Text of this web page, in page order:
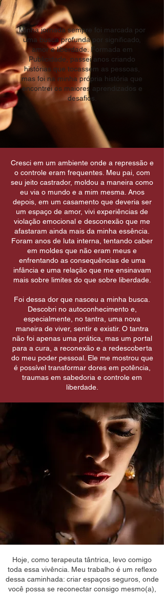
Minha jornada sempre foi marcada por
uma busca profunda por significado,
amor e liberdade. Formada em
Publicidade, passei anos criando
histórias que tocassem as pessoas,
mas foi na minha própria história que
encontrei os maiores aprendizados e
desafios​.
Cresci em um ambiente onde a repressão e
o controle eram frequentes. Meu pai, com
seu jeito castrador, moldou a maneira como
eu via o mundo e a mim mesma. Anos
depois, em um casamento que deveria ser
um espaço de amor, vivi experiências de
violação emocional e desconexão que me
afastaram ainda mais da minha essência.
Foram anos de luta interna, tentando caber
em moldes que não eram meus e
enfrentando as consequências de uma
infância e uma relação que me ensinavam
mais sobre limites do que sobre liberdade.
Foi dessa dor que nasceu a minha busca.
Descobri no autoconhecimento e,
especialmente, no tantra, uma nova
maneira de viver, sentir e existir. O tantra
não foi apenas uma prática, mas um portal
para a cura, a reconexão e a redescoberta
do meu poder pessoal. Ele me mostrou que
é possível transformar dores em potência,
traumas em sabedoria e controle em
liberdade.
Hoje, como terapeuta tântrica, levo comigo
toda essa vivência. Meu trabalho é um reflexo
dessa caminhada: criar espaços seguros, onde
você possa se reconectar consigo mesmo(a),